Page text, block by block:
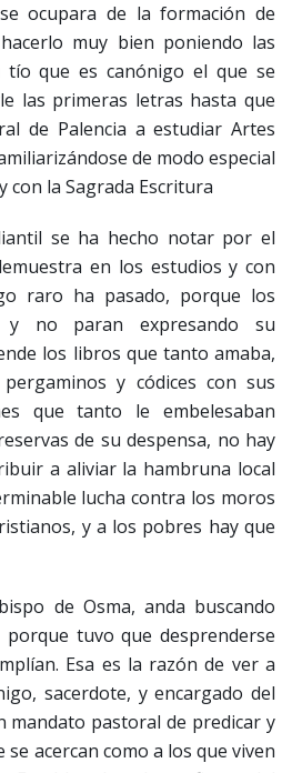
ocupara de la formación de
muy bien poniendo las
tío que es canónigo el que se
las primeras letras hasta que
de Palencia a estudiar Artes
de modo especial
con la Sagrada Escritura
se ha hecho notar por el
en los estudios y con
raro ha pasado, porque los
y no paran expresando su
los libros que tanto amaba,
y códices con sus
que tanto le embelesaban
de su despensa, no hay
a aliviar la hambruna local
lucha contra los moros
y a los pobres hay que
de Osma, anda buscando
tuvo que desprenderse
Esa es la razón de ver a
sacerdote, y encargado del
mandato pastoral de predicar y
acercan como a los que viven